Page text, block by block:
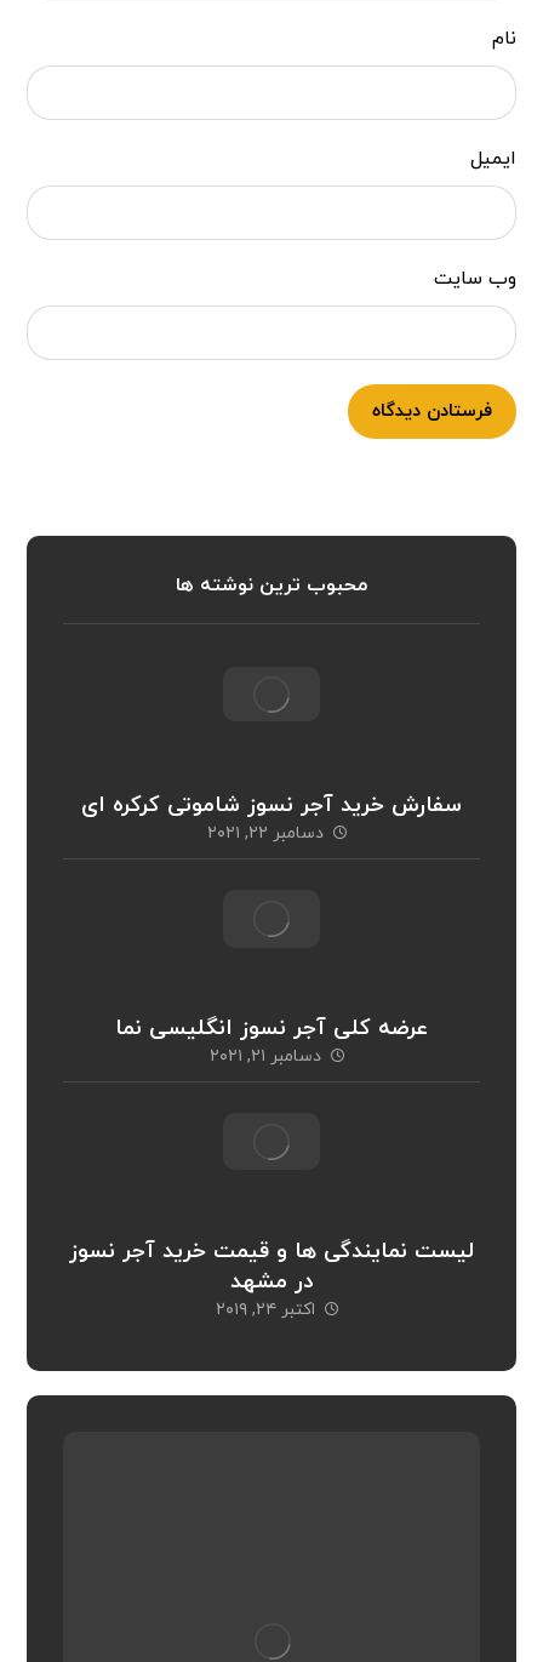
نام
ایمیل
وب‌ سایت
فرستادن دیدگاه
محبوب ترین نوشته ها
سفارش خرید آجر نسوز شاموتی کرکره ای
دسامبر ۲۲, ۲۰۲۱
عرضه کلی آجر نسوز انگلیسی نما
دسامبر ۲۱, ۲۰۲۱
لیست نمایندگی ها و قیمت خرید آجر نسوز
در مشهد
اکتبر ۲۴, ۲۰۱۹